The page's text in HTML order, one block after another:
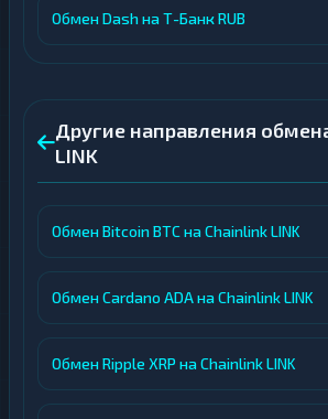
Обмен Dash на Т-Банк RUB
Другие направления
LINK
Обмен Bitcoin BTC на Chainlink LINK
Обмен Cardano ADA на Chainlink LINK
Обмен Ripple XRP на Chainlink LINK